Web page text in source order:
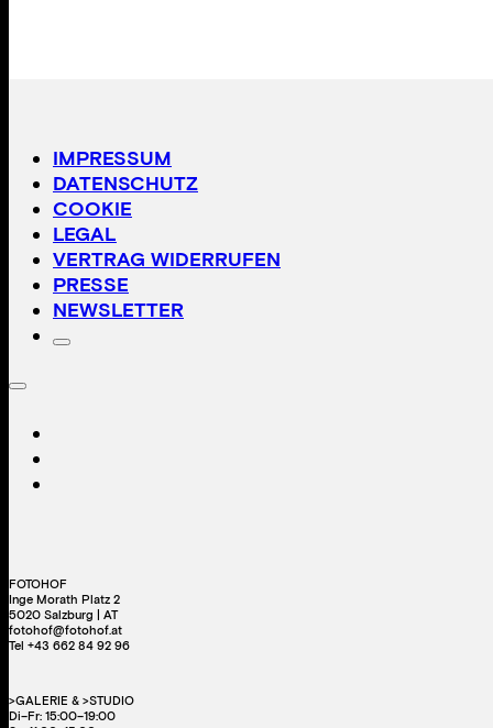
IMPRESSUM
DATENSCHUTZ
COOKIE
LEGAL
VERTRAG WIDERRUFEN
PRESSE
NEWSLETTER
FOTOHOF
Inge Morath Platz 2
5020 Salzburg | AT
fotohof@fotohof.at
Tel +43 662 84 92 96
>GALERIE & >STUDIO
Di–Fr: 15:00–19:00